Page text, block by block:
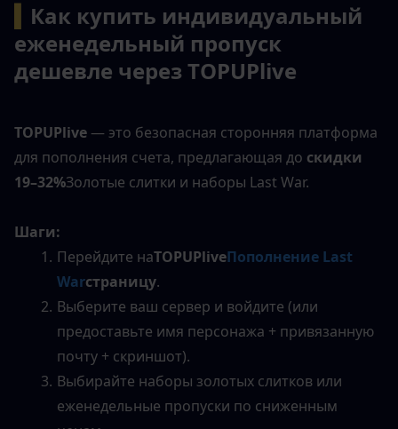
Как купить индивидуальный
еженедельный пропуск
дешевле через TOPUPlive
TOPUPlive — это безопасная сторонняя платформа
для пополнения счета, предлагающая до скидки
19–32%Золотые слитки и наборы Last War.
Шаги:
Перейдите наTOPUPliveПополнение Last
Warстраницу.
Выберите ваш сервер и войдите (или
предоставьте имя персонажа + привязанную
почту + скриншот).
Выбирайте наборы золотых слитков или
еженедельные пропуски по сниженным